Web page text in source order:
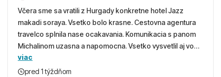
Včera sme sa vratili z Hurgady konkretne hotel Jazz
makadi soraya. Vsetko bolo krasne. Cestovna agentura
travelco splnila nase ocakavania. Komunikacia s panom
Michalinom uzasna a napomocna. Vsetko vysvetlil aj vo
vecernych hodinach zaco sa ospravedlnujem. Hotel
krasny, cisty. Sluzby top. Strava, prostredie, more,
viac
pred 1 týždňom